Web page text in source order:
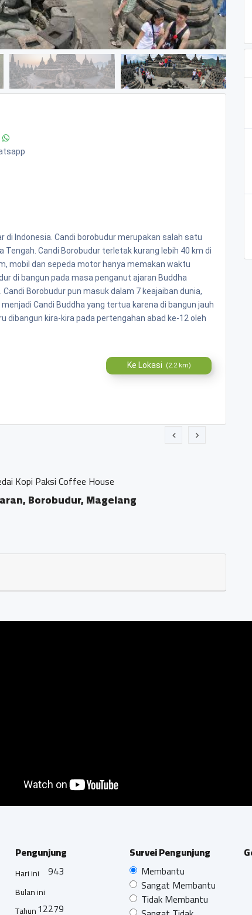
Indonesia. Candi borobudur merupakan salah satu
Candi Borobudur terletak kurang lebih 40 km di
mobil dan sepeda motor hanya memakan waktu
di bangun pada masa penganut ajaran Buddha
Borobudur pun masuk dalam 7 keajaiban dunia,
Candi Buddha yang tertua karena di bangun jauh
dibangun kira-kira pada pertengahan abad ke-12 oleh
Ke Lokasi (2.2 km)
Coffee House
Magelang
Pengunjung
Hari ini 943
Bulan ini
12279
Tahun
Survei Pengunjung
Membantu
Sangat Membantu
Tidak Membantu